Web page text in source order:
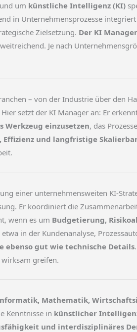
um künstliche Intelligenz (KI)
in Unternehmensprozesse
Zielsetzung. Der KI
Je nach
– von der Industrie über den
setzt der KI Manager an: Er
Werkzeug einzusetzen, das
Effizienz und langfristige
einer unternehmensweiten KI-
Er koordiniert die
wenn es um Budgetierung,
in der Kundenanalyse,
ebenso gut wie technische Details
greifen.
Mathematik,
Kenntnisse in künstlicher
und interdisziplinäres